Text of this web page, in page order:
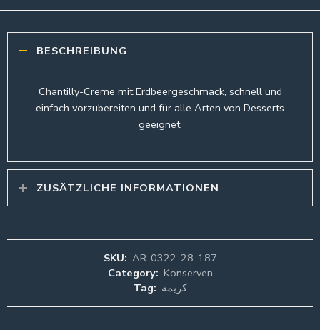
BESCHREIBUNG
Chantilly-Creme mit Erdbeergeschmack, schnell und
einfach vorzubereiten und für alle Arten von Desserts
geeignet.
ZUSÄTZLICHE INFORMATIONEN
SKU: AR-0322-28-187
Category: Konserven
Tag: كريمة